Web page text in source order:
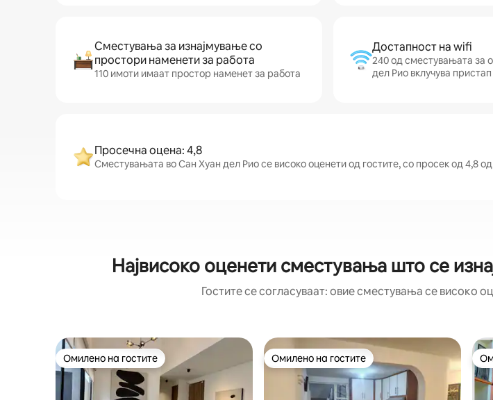
Сместувања за изнајмување со
простори наменети за работа
110 имоти имаат простор наменет за работа
Достапност на wifi
240 од сместувањата за
дел Рио вклучува
Просечна оцена: 4,8
Сместувањата во Сан Хуан дел Рио се високо оценети од гостите, со просек од 4,8
Највисоко оценети сместувања што се
Гостите се согласуваат: овие сместувања се високо
Омилено на гостите
Омилено на гостите Омилено на гостите
Омилено на гостите